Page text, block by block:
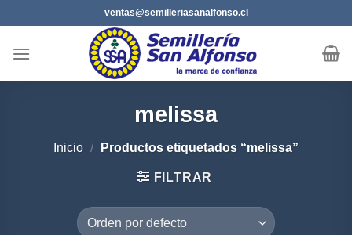
al
contenido
ventas@semilleriasanalfonso.cl
melissa
Inicio / Productos etiquetados “melissa”
FILTRAR